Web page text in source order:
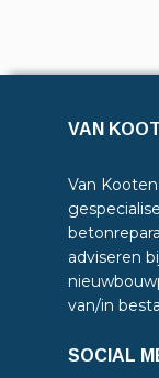
VAN
Van
adviseren
van/in
SOCIAL